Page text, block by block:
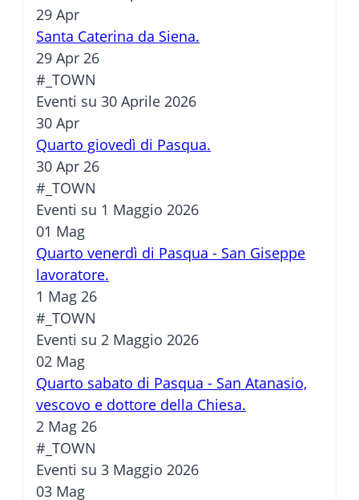
29 Apr
Santa Caterina da Siena.
29 Apr 26
#_TOWN
Eventi su 30 Aprile 2026
30 Apr
Quarto giovedì di Pasqua.
30 Apr 26
#_TOWN
Eventi su 1 Maggio 2026
01 Mag
Quarto venerdì di Pasqua - San Giseppe
lavoratore.
1 Mag 26
#_TOWN
Eventi su 2 Maggio 2026
02 Mag
Quarto sabato di Pasqua - San Atanasio,
vescovo e dottore della Chiesa.
2 Mag 26
#_TOWN
Eventi su 3 Maggio 2026
03 Mag